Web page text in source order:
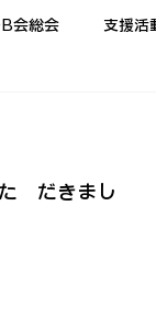
会総会 支援活
だきまし